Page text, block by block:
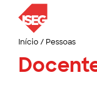
Início/ Pessoas